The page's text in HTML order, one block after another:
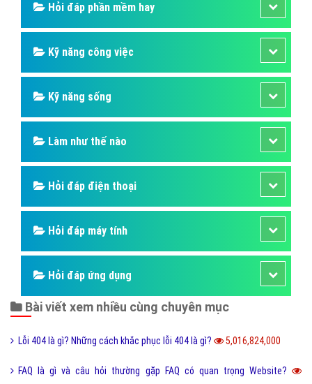
Hỏi đáp phần mềm hay
Kỹ năng công việc
Kỹ năng sống
Làm như thế nào
Hỏi đáp điện thoại
Hỏi đáp máy tính
Hỏi đáp ứng dụng
Bài viết xem nhiều cùng chuyên mục
Lỗi 404 là gì? Những cách khắc phục lỗi 404 là gì? 5,016,824,000
FAQ là gì và câu hỏi thường gặp FAQ có quan trọng Website?